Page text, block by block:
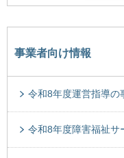
事業者向け情報
令和8年度運営指導の
令和8年度障害福祉サ